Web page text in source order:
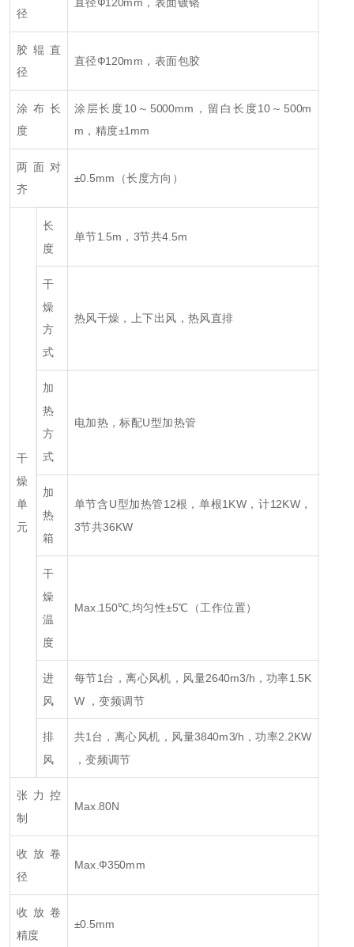
径
胶辊直
径
直径Ф120mm，表面包胶
涂布长
度
涂层长度10～5000mm，留白长度10～500m
m，精度±1mm
两面对
齐
±0.5mm（长度方向）
干
燥
单
元
长
度
单节1.5m，3节共4.5m
干
燥
方
式
热风干燥，上下出风，热风直排
加
热
方
式
电加热，标配U型加热管
加
热
箱
单节含U型加热管12根，单根1KW，计12KW，
3节共36KW
干
燥
温
度
Max.150℃,均匀性±5℃（工作位置）
进
风
每节1台，离心风机，风量2640m3/h，功率1.5K
W ，变频调节
排
风
共1台，离心风机，风量3840m3/h，功率2.2KW
，变频调节
张力控
制
Max.80N
收放卷
径
Max.Ф350mm
收放卷
精度
±0.5mm